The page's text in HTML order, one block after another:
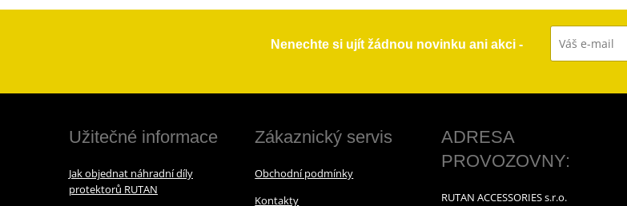
Nenechte si ujít žádnou novinku ani akci -
Užitečné informace
Jak objednat náhradní díly
protektorů RUTAN
Zákaznický servis
Obchodní podmínky
Kontakty
ADRESA
PROVOZOVNY:
RUTAN ACCESSORIES s.r.o.